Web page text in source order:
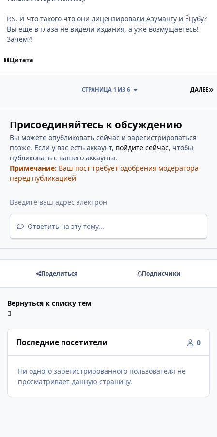
P.S. И что такого что они лицензировали Азумангу и Ёцубу?
Вы еще в глаза не видели издания, а уже возмущаетесь!
Зачем?!
Цитата
ДАЛЕЕ
СТРАНИЦА 1 ИЗ 6
Присоединяйтесь к обсуждению
Вы можете опубликовать сейчас и зарегистрироваться
позже. Если у вас есть аккаунт, войдите сейчас, чтобы
публиковать с вашего аккаунта.
Примечание: Ваш пост требует одобрения модератора
перед публикацией.
Ответить на эту тему...
Поделиться Подписчики
Вернуться к списку тем
Последние посетители 0
Ни одного зарегистрированного пользователя не
просматривает данную страницу.